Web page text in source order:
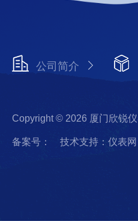
公司简介
Copyright © 2026 厦门欣锐
备案号： 技术支持：仪表网